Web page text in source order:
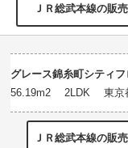
ＪＲ総武本線の販
グレース錦糸町シティフ
56.19m2
分
ＪＲ総武本線の販